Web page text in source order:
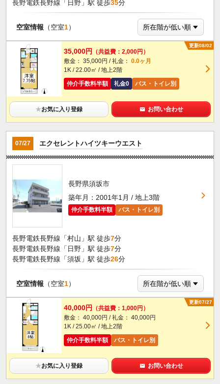
長野電鉄長野線「日野」駅 徒歩35分
空室情報 （空室1）
更新08/02
35,000円
（共益費：2,000円）
敷金： 35,000円 / 礼金： 0.0ヶ月
1K / 22.00㎡ / 地上2階
仲介手数料半額
礼金0 バス・トイレ別
★お気に入り登録 お問い合わせ
07/27 エクセレントハイツキーウエスト
長野県須坂市
築年月：2001年1月 / 地上3階
仲介手数料半額 バス・トイレ別
長野電鉄長野線「村山」駅 徒歩7分
長野電鉄長野線「日野」駅 徒歩7分
長野電鉄長野線「須坂」駅 徒歩26分
空室情報 （空室1）
更新07/27
40,000円
（共益費：1,000円）
敷金： 40,000円 / 礼金： 40,000円
1K / 25.00㎡ / 地上2階
仲介手数料半額
バス・トイレ別
★お気に入り登録 お問い合わせ